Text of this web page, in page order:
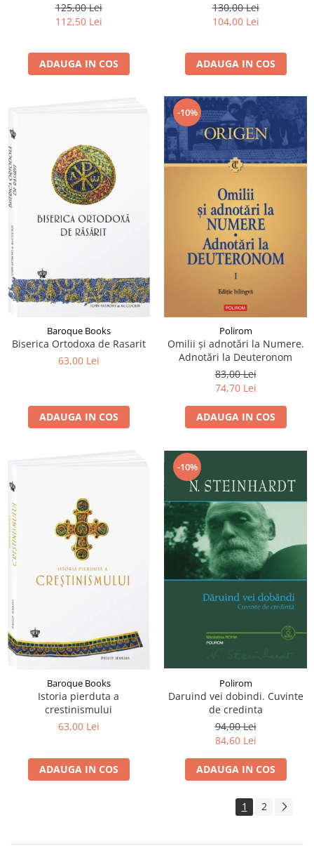
125,00 Lei
112,50 Lei
ADAUGA IN COS
130,00 Lei
104,00 Lei
ADAUGA IN COS
Baroque Books
Biserica Ortodoxa de Rasarit
63,00 Lei
ADAUGA IN COS
-10%
Polirom
Omilii și adnotări la Numere.
Adnotări la Deuteronom
83,00 Lei
74,70 Lei
ADAUGA IN COS
Baroque Books
Istoria pierduta a
crestinismului
63,00 Lei
ADAUGA IN COS
-10%
Polirom
Daruind vei dobindi. Cuvinte
de credinta
94,00 Lei
84,60 Lei
ADAUGA IN COS
1 2